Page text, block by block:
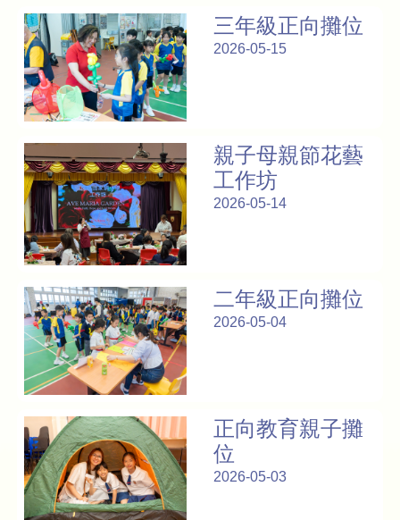
三年級正向攤位
2026-05-15
親子母親節花藝
工作坊
2026-05-14
二年級正向攤位
2026-05-04
正向教育親子攤
位
2026-05-03